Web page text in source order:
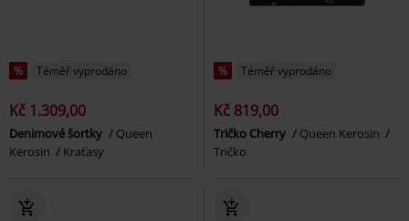
% Téměř vyprodáno
Kč 1.309,00
Denimové šortky
Queen
Kerosin
Kraťasy
% Téměř vyprodáno
Kč 819,00
Tričko Cherry
Queen Kerosin
Tričko